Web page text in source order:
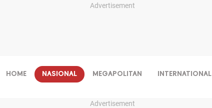
Advertisement
HOME NASIONAL MEGAPOLITAN INTERNATIONAL
Advertisement